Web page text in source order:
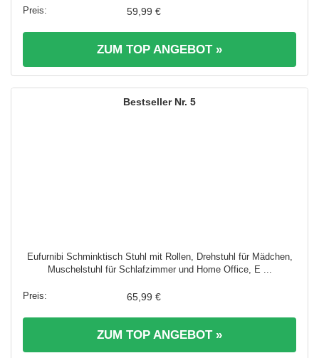
59,99 €
ZUM TOP ANGEBOT »
5
Eufurnibi Schminktisch Stuhl mit Rollen, Drehstuhl für Mädchen,
Muschelstuhl für Schlafzimmer und Home Office, E ...
65,99 €
ZUM TOP ANGEBOT »